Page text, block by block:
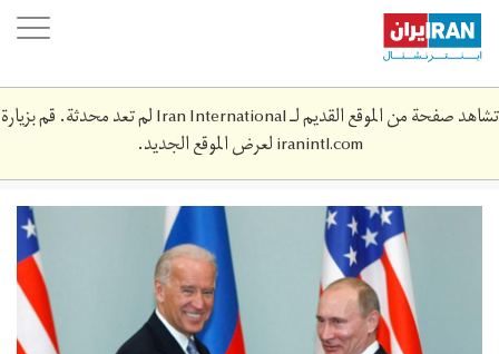
Skip
main
content
تشاهد صفحة من الموقع القديم لـ Iran International لم تعد محدثة. قم بزيارة
iranintl.comلعرض الموقع الجديد.
bp01.jpg